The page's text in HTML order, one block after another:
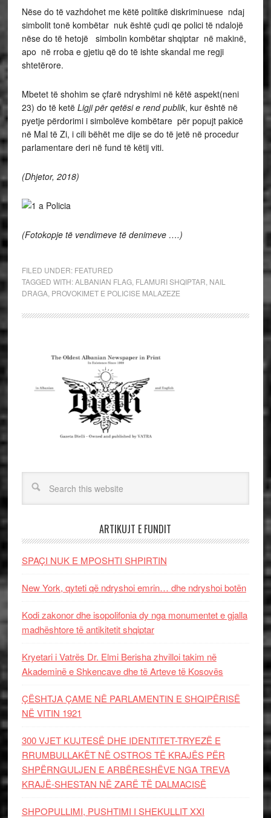
Nëse do të vazhdohet me këtë politikë diskriminuese ndaj
simbolit tonë kombëtar nuk është çudi qe polici të ndalojë
nëse do të hetojë simbolin kombëtar shqiptar në makinë,
apo në rroba e gjetiu që do të ishte skandal me regji
shtetërore.
Mbetet të shohim se çfarë ndryshimi në këtë aspekt(neni
23) do të ketë Ligji për qetësi e rend publik, kur është në
pyetje përdorimi i simbolëve kombëtare për popujt pakicë
në Mal të Zi, i cili bëhët me dije se do të jetë në procedur
parlamentare deri në fund të këtij viti.
(Dhjetor, 2018)
(Fotokopje të vendimeve të denimeve ….)
FILED UNDER: FEATURED
TAGGED WITH:ALBANIAN FLAG, FLAMURI SHQIPTAR NAIL
DRAGA, PROVOKIMET E POLICISE MALAZEZE
ARTIKUJT E FUNDIT
SPAÇI NUK E MPOSHTI SHPIRTIN
New York, qyteti që ndryshoi emrin… dhe ndryshoi botën
Kodi zakonor dhe isopolifonia dy nga monumentet e gjalla
madhështore të antikitetit shqiptar
Kryetari i Vatrës Dr. Elmi Berisha zhvilloi takim në
Akademinë e Shkencave dhe të Arteve të Kosovës
ÇËSHTJA ÇAME NË PARLAMENTIN E SHQIPËRISË
NË VITIN 1921
300 VJET KUJTESË DHE IDENTITET-TRYEZË E
RRUMBULLAKËT NË OSTROS TË KRAJËS PËR
SHPËRNGULJEN E ARBËRESHËVE NGA TREVA
KRAJË-SHESTAN NË ZARË TË DALMACISË
SHPOPULLIMI, PUSHTIMI I SHEKULLIT XXI